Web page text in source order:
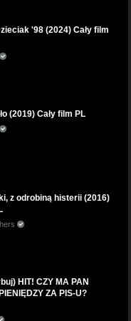
'98 (2024) Cały film
(2019) Cały film PL
z odrobiną histerii (2016)
HIT! CZY MA PAN
ZA PIS-U?